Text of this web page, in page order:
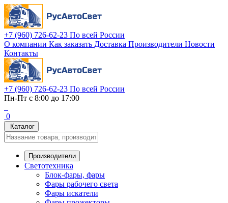
+7 (960) 726-62-23 По всей России
О компании Как заказать Доставка Производители Новости
Контакты
+7 (960) 726-62-23 По всей России
Пн-Пт с 8:00 до 17:00
0
Каталог
Производители
Светотехника
Блок-фары, фары
Фары рабочего света
Фары искатели